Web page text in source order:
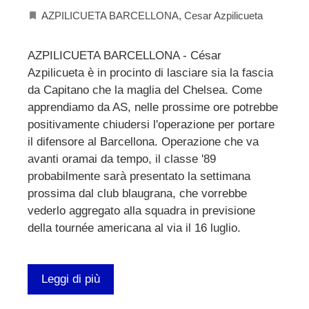
AZPILICUETA BARCELLONA, Cesar Azpilicueta
AZPILICUETA BARCELLONA - César
Azpilicueta è in procinto di lasciare sia la fascia
da Capitano che la maglia del Chelsea. Come
apprendiamo da AS, nelle prossime ore potrebbe
positivamente chiudersi l'operazione per portare
il difensore al Barcellona. Operazione che va
avanti oramai da tempo, il classe '89
probabilmente sarà presentato la settimana
prossima dal club blaugrana, che vorrebbe
vederlo aggregato alla squadra in previsione
della tournée americana al via il 16 luglio.
Leggi di più